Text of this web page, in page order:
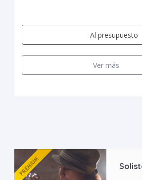
Al presupuesto
Ver más